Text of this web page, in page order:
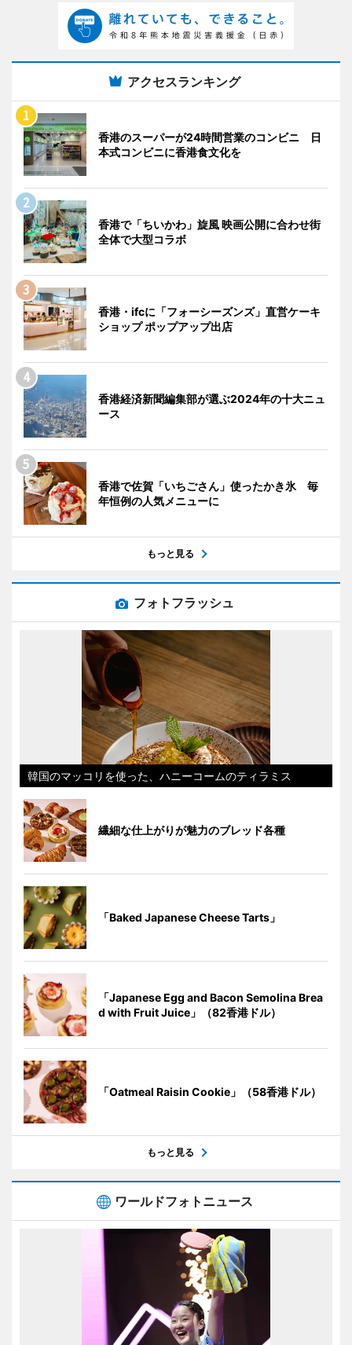
アクセスランキング
香港のスーパーが24時間営業のコンビニ 日
本式コンビニに香港食文化を
香港で「ちいかわ」旋風 映画公開に合わせ街
全体で大型コラボ
香港・ifcに「フォーシーズンズ」直営ケーキ
ショップ ポップアップ出店
香港経済新聞編集部が選ぶ2024年の十大ニュ
ース
香港で佐賀「いちごさん」使ったかき氷 毎
年恒例の人気メニューに
もっと見る
フォトフラッシュ
韓国のマッコリを使った、ハニーコームのティラミス
繊細な仕上がりが魅力のブレッド各種
「Baked Japanese Cheese Tarts」
「Japanese Egg and Bacon Semolina Brea
d with Fruit Juice」（82香港ドル）
「Oatmeal Raisin Cookie」（58香港ドル）
もっと見る
ワールドフォトニュース